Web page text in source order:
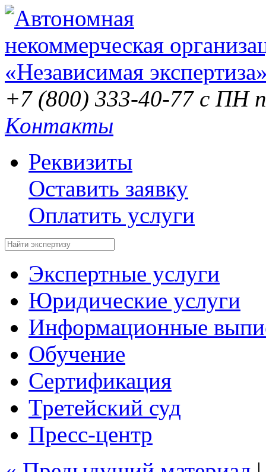
+7 (800) 333-40-77 с ПН
Контакты
Реквизиты
Оставить заявку
Оплатить услуги
Экспертные услуги
Юридические услуги
Информационные
Обучение
Сертификация
Третейский суд
Пресс-центр